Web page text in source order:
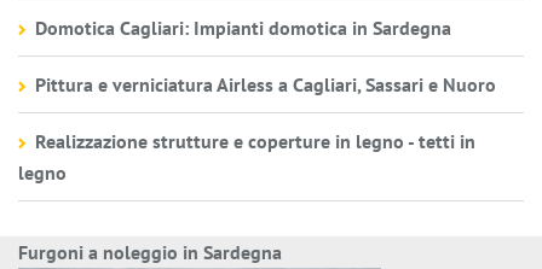
Domotica Cagliari: Impianti domotica in Sardegna
Pittura e verniciatura Airless a Cagliari, Sassari e Nuoro
Realizzazione strutture e coperture in legno - tetti in
legno
Furgoni a noleggio in Sardegna